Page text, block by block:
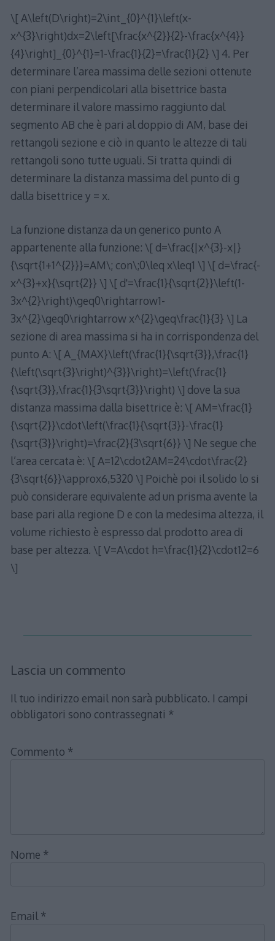
\[ A\left(D\right)=2\int_{0}^{1}\left(x-
x^{3}\right)dx=2\left[\frac{x^{2}}{2}-\frac{x^{4}}
{4}\right]_{0}^{1}=1-\frac{1}{2}=\frac{1}{2} \] 4. Per
determinare l’area massima delle sezioni ottenute
con piani perpendicolari alla bisettrice basta
determinare il valore massimo raggiunto dal
segmento AB che è pari al doppio di AM, base dei
rettangoli sezione e ciò in quanto le altezze di tali
rettangoli sono tutte uguali. Si tratta quindi di
determinare la distanza massima del punto di g
dalla bisettrice y = x.
La funzione distanza da un generico punto A
appartenente alla funzione: \[ d=\frac{|x^{3}-x|}
{\sqrt{1+1^{2}}}=AM\; con\;0\leq x\leq1 \] \[ d=\frac{-
x^{3}+x}{\sqrt{2}} \] \[ d'=\frac{1}{\sqrt{2}}\left(1-
3x^{2}\right)\geq0\rightarrow1-
3x^{2}\geq0\rightarrow x^{2}\geq\frac{1}{3} \] La
sezione di area massima si ha in corrispondenza del
punto A: \[ A_{MAX}\left(\frac{1}{\sqrt{3}},\frac{1}
{\left(\sqrt{3}\right)^{3}}\right)=\left(\frac{1}
{\sqrt{3}},\frac{1}{3\sqrt{3}}\right) \] dove la sua
distanza massima dalla bisettrice è: \[ AM=\frac{1}
{\sqrt{2}}\cdot\left(\frac{1}{\sqrt{3}}-\frac{1}
{\sqrt{3}}\right)=\frac{2}{3\sqrt{6}} \] Ne segue che
l’area cercata è: \[ A=12\cdot2AM=24\cdot\frac{2}
{3\sqrt{6}}\approx6,5320 \] Poichè poi il solido lo si
può considerare equivalente ad un prisma avente la
base pari alla regione D e con la medesima altezza, il
volume richiesto è espresso dal prodotto area di
base per altezza. \[ V=A\cdot h=\frac{1}{2}\cdot12=6
\]
Lascia un commento
Il tuo indirizzo email non sarà pubblicato. I campi
obbligatori sono contrassegnati *
Commento *
Nome *
Email *